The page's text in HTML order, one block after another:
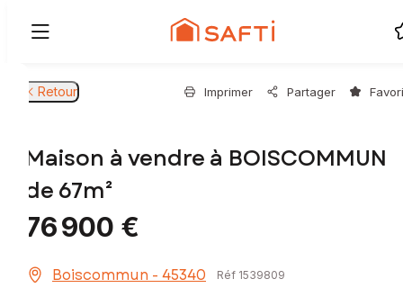
Retour Imprimer Partager
Maison à vendre à BOISCOMMUN
de 67m²
76 900 €
Boiscommun - 45340 Réf 1539809